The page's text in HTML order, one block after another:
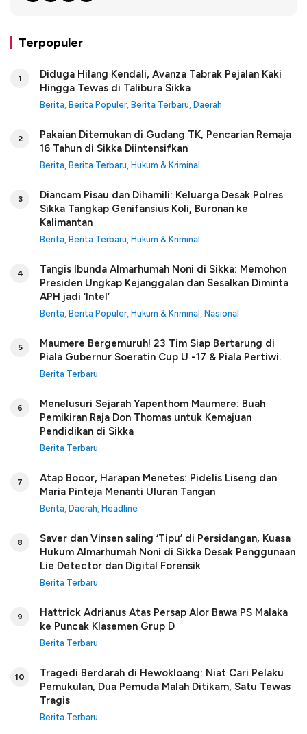
Terpopuler
1
Diduga Hilang Kendali, Avanza Tabrak Pejalan Kaki
Hingga Tewas di Talibura Sikka
Berita Berita Populer, Berita Terbaru Daerah
2
Pakaian Ditemukan di Gudang TK, Pencarian Remaja
16 Tahun di Sikka Diintensifkan
Berita Berita Terbaru Hukum & Kriminal
3
Diancam Pisau dan Dihamili: Keluarga Desak Polres
Sikka Tangkap Genifansius Koli, Buronan ke
Kalimantan
Berita Berita Terbaru Hukum & Kriminal
4
Tangis Ibunda Almarhumah Noni di Sikka: Memohon
Presiden Ungkap Kejanggalan dan Sesalkan Diminta
APH jadi ‘Intel’
Berita Berita Populer, Hukum & Kriminal Nasional
5
Maumere Bergemuruh! 23 Tim Siap Bertarung di
Piala Gubernur Soeratin Cup U -17 & Piala Pertiwi.
Berita Terbaru
6
Menelusuri Sejarah Yapenthom Maumere: Buah
Pemikiran Raja Don Thomas untuk Kemajuan
Pendidikan di Sikka
Berita Terbaru
7
Atap Bocor, Harapan Menetes: Pidelis Liseng dan
Maria Pinteja Menanti Uluran Tangan
Berita Daerah Headline
8
Saver dan Vinsen saling ‘Tipu’ di Persidangan, Kuasa
Hukum Almarhumah Noni di Sikka Desak Penggunaan
Lie Detector dan Digital Forensik
Berita Terbaru
9
Hattrick Adrianus Atas Persap Alor Bawa PS Malaka
ke Puncak Klasemen Grup D
Berita Terbaru
10
Tragedi Berdarah di Hewokloang: Niat Cari Pelaku
Pemukulan, Dua Pemuda Malah Ditikam, Satu Tewas
Tragis
Berita Terbaru